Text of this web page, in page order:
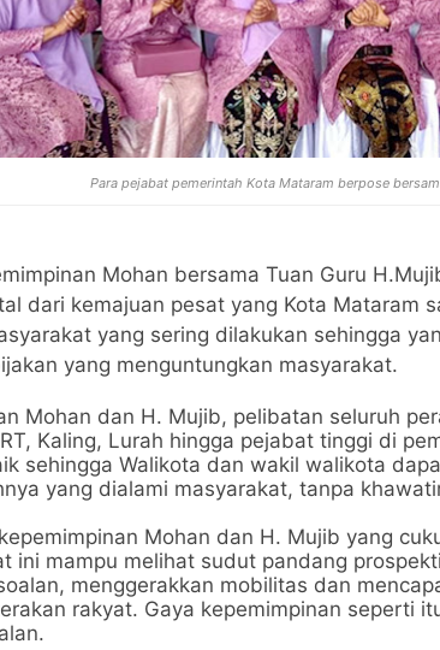
Para pejabat pemerintah Kota Mataram berpose
Mohan bersama Tuan Guru
dari kemajuan pesat yang Kota Mataram
yang sering dilakukan sehingga
yang menguntungkan masyarakat.
Mohan dan H. Mujib, pelibatan seluruh
Kaling, Lurah hingga pejabat tinggi di
sehingga Walikota dan wakil walikota
yang dialami masyarakat, tanpa
Mohan dan H. Mujib yang
ini mampu melihat sudut pandang
menggerakkan mobilitas dan
rakyat. Gaya kepemimpinan seperti